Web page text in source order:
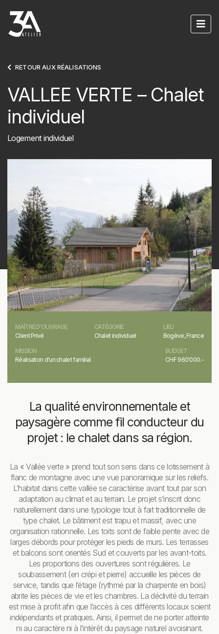
Navigation principale
RETOUR AUX RÉALISATIONS
VALLEE VERTE – Chalet
individuel
Logement individuel
MAÎTRE D'OUVRAGE
Client Privé
CATÉGORIE
Chalet individuel
LIEU
Bogève, France
MISSION
Réalisation d'un chalet familial
BUDGET
CHF 960'000.-
La qualité environnementale et
paysagère comme fil conducteur du
projet : le chalet dans sa région.
La « Vallée verte » prend tout son sens dans ce lotissement à
flanc de montagne avec une vue panoramique sur les reliefs.
L’habitat dans cette vallée se caractérise avant tout par son
adaptation au climat et au terrain. Le projet s’inscrit donc
naturellement dans une typologie tout à fait traditionnelle de
type chalet. Le bâtiment est trapu et massif, avec une
organisation rationnelle. Les toits sont de faible pente avec de
larges débords pour protéger les pieds de murs. Les terrasses
et balcons sont orientés Sud et couverts par les avant-toits.
Les proportions des ouvertures sont régulières. Le
soubassement (en crépi et pierre) accueille les pièces de
service, tandis que l’étage (rythmé par la charpente en bois)
abrite les pièces de vie et les chambres. La déclivité du terrain
est mise à profit afin que l’accès à ces différents locaux soient
indépendants et pratiques. Ainsi, il permet de ne porter atteinte
ni au caractère ni à l’intérêt du paysage naturel avoisinant.